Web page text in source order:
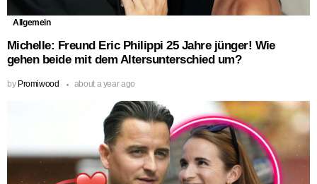
Allgemein
Michelle: Freund Eric Philippi 25 Jahre jünger! Wie
gehen beide mit dem Altersunterschied um?
by Promiwood about a year ago